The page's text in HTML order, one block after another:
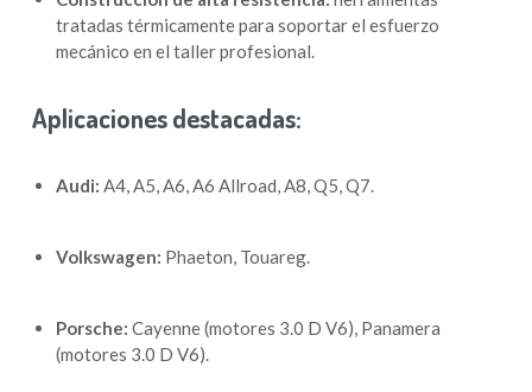
tratadas térmicamente para soportar el esfuerzo
mecánico en el taller profesional.
Aplicaciones destacadas:
Audi: A4, A5, A6, A6 Allroad, A8, Q5, Q7.
Volkswagen: Phaeton, Touareg.
Porsche: Cayenne (motores 3.0 D V6), Panamera
(motores 3.0 D V6).